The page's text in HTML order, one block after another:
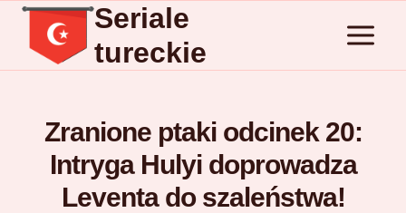
Przejdź
treści
Seriale
tureckie
Zranione ptaki odcinek 20:
Intryga Hulyi doprowadza
Leventa do szaleństwa!